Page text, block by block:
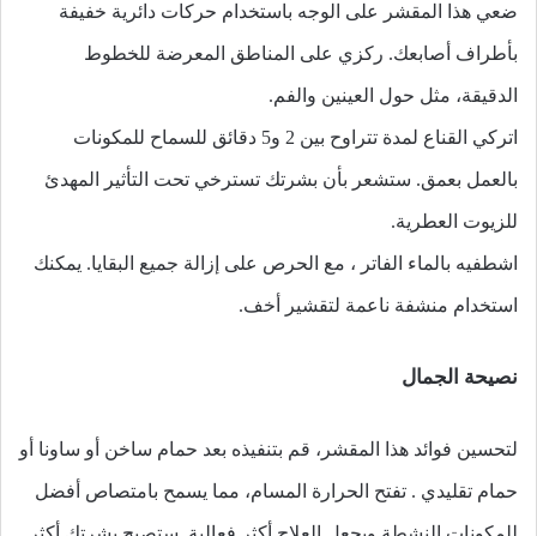
ضعي هذا المقشر على الوجه باستخدام حركات دائرية خفيفة
بأطراف أصابعك. ركزي على المناطق المعرضة للخطوط
الدقيقة، مثل حول العينين والفم.
اتركي القناع لمدة تتراوح بين 2 و5 دقائق للسماح للمكونات
بالعمل بعمق. ستشعر بأن بشرتك تسترخي تحت التأثير المهدئ
للزيوت العطرية.
اشطفيه بالماء الفاتر ، مع الحرص على إزالة جميع البقايا. يمكنك
استخدام منشفة ناعمة لتقشير أخف.
نصيحة الجمال
لتحسين فوائد هذا المقشر، قم بتنفيذه بعد حمام ساخن أو ساونا أو
حمام تقليدي . تفتح الحرارة المسام، مما يسمح بامتصاص أفضل